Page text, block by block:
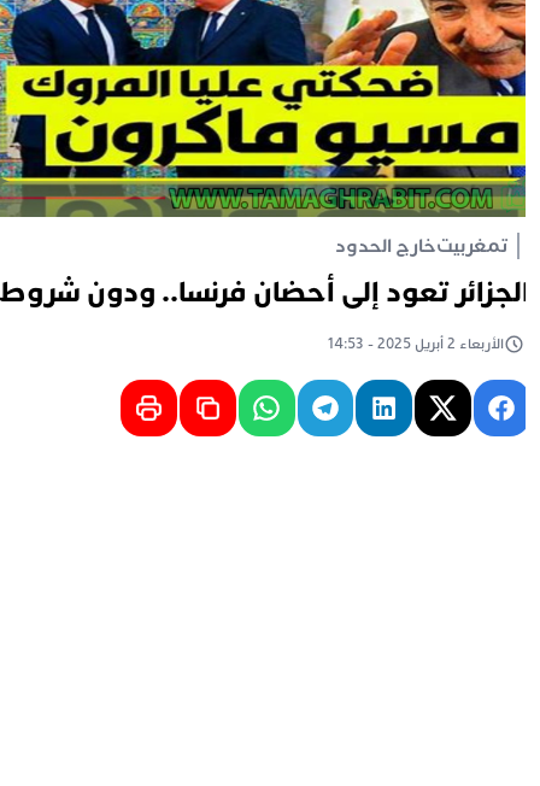
تمغربيتخارج الحدود
تعود إلى أحضان فرنسا.. ودون شروط
الأربعاء 2 أبريل 2025 - 14:53